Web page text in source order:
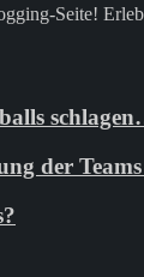
Seite!
der